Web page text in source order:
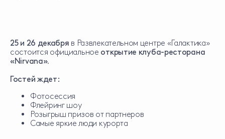
25 и 26 декабря в Развлекательном центре «Галактика»
состоится официальное открытие клуба-ресторана
«Nirvana».
Гостей ждет:
Фотосессия
Флейринг шоу
Розыгрыш призов от партнеров
Самые яркие люди курорта